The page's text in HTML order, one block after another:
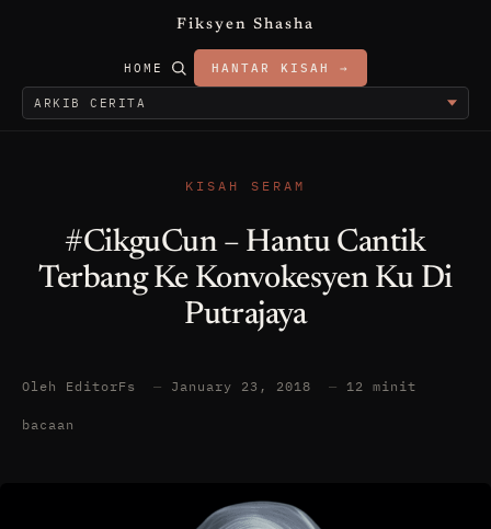
Fiksyen Shasha
HOME HANTAR KISAH →
KISAH SERAM
#CikguCun – Hantu Cantik
Terbang Ke Konvokesyen Ku Di
Putrajaya
Oleh EditorFs — January 23, 2018 — 12 minit
bacaan